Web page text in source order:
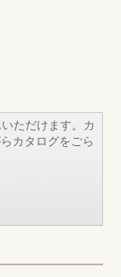
ただけます。カ
カタログをごら